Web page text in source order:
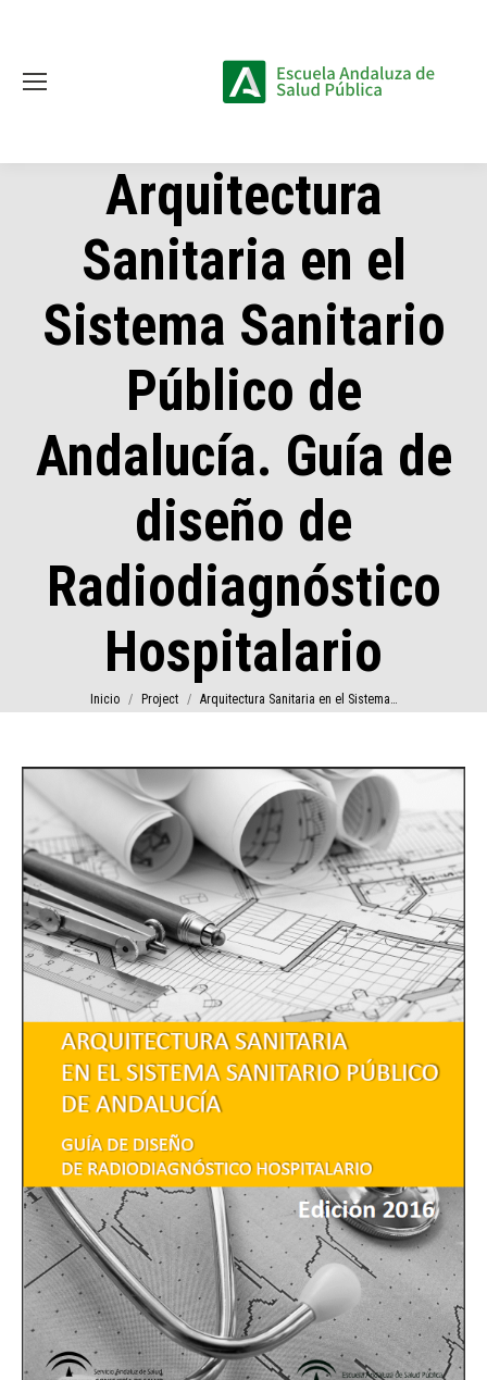
Arquitectura
Sanitaria en el
Sistema Sanitario
Público de
Andalucía. Guía de
diseño de
Radiodiagnóstico
Hospitalario
Estás aquí:
Inicio Project Arquitectura Sanitaria en el Sistema…